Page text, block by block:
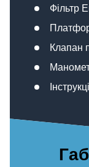
Фільтр
Клапан